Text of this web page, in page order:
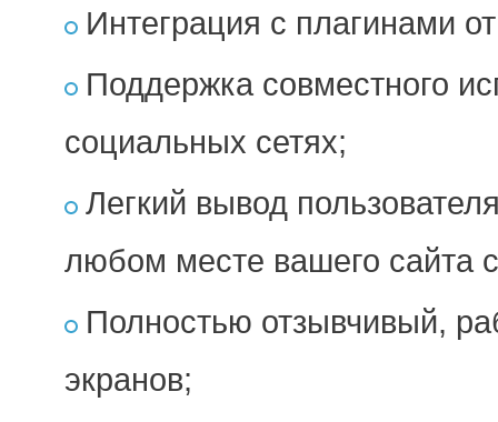
Интеграция с плагинами
Поддержка совместного
социальных сетях;
Легкий вывод
любом месте вашего сайта
Полностью отзывчивый,
экранов;